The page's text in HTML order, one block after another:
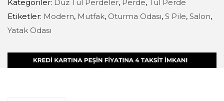
Kategoriler: Düz Tül Perdeler, Perde,
Tül Perde
Etiketler: Modern, Mutfak, Oturma Odası, S Pile, Salon,
Yatak Odası